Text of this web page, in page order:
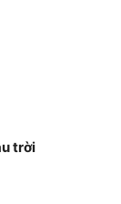
trời